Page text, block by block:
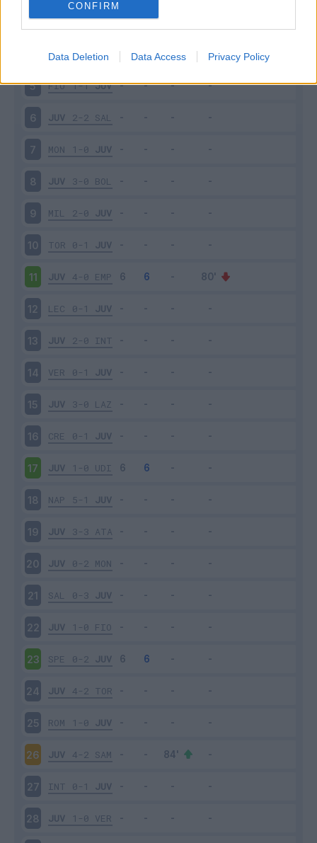
CONFIRM
Data Deletion Data Access Privacy Policy
3 JUV 1-1 ROM
JUV 2-0 SPE
5 FIO 1-1 JUV
6 JUV 2-2 SAL
7 MON 1-0 JUV
8 JUV 3-0 BOL
9 MIL 2-0 JUV
10 TOR 0-1 JUV
11 JUV 4-0 EMP
12 LEC 0-1 JUV
13 JUV 2-0 INT
14 VER 0-1 JUV
15 JUV 3-0 LAZ
16 CRE 0-1 JUV
17 JUV 1-0 UDI
18 NAP 5-1 JUV
19 JUV 3-3 ATA
20 JUV 0-2 MON
21 SAL 0-3 JUV
22 JUV 1-0 FIO
23 SPE 0-2 JUV
24 JUV 4-2 TOR
25 ROM 1-0 JUV
26 JUV 4-2 SAM
27 INT 0-1 JUV
28 JUV 1-0 VER